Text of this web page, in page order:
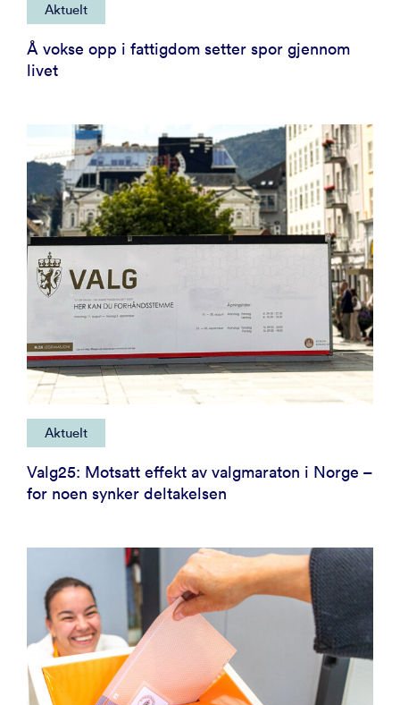
Aktuelt
Å vokse opp i fattigdom setter spor gjennom
livet
Aktuelt
Valg25: Motsatt effekt av valgmaraton i Norge –
for noen synker deltakelsen